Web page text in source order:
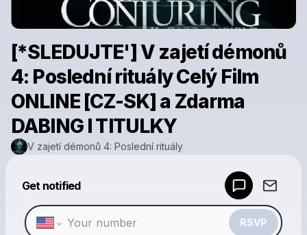
[*SLEDUJTE'] V zajetí démonů
4: Poslední rituály Celý Film
ONLINE [CZ-SK] a Zdarma
DABING I TITULKY
V zajetí démonů 4: Poslední rituály
Get notified
RSVP